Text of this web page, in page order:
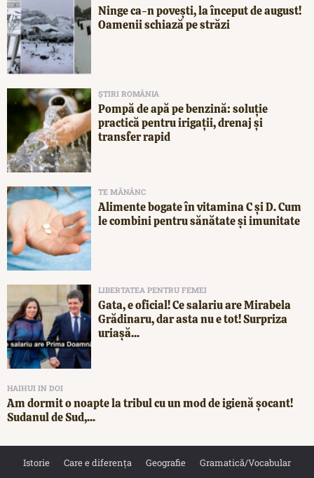
Ninge ca-n povești, la început de august!
Oamenii schiază pe străzi
ȘTIRI ROMÂNIA
Pompă de apă pe benzină: soluție
practică pentru irigații, drenaj și
transfer rapid
TE MĂNÂNC
Alimente bogate în vitamina C și D. Cum
le combini pentru sănătate și imunitate
LIBERTATEA PENTRU FEMEI
Gata, e oficial! Ce salariu are Mirabela
Grădinaru, dar asta nu e tot! Surpriza
uriașă...
HAIHUI IN DOI
Am dormit o noapte la tribul cu un mod de igienă șocant!
Sudanul de Sud,...
Istorie Care e diferența Geografie Gramatică/Vocabular